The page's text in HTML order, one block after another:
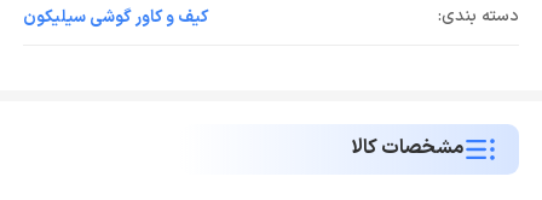
دسته بندی:
کیف و کاور گوشی سیلیکون
مشخصات کالا